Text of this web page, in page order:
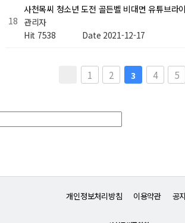
18
사천목씨 청소년 도전 골든벨 비대면 유튜브라
관리자
Hit 7538 Date 2021-12-17
1 2 3 4 5
개인정보처리방침 이용약관 공